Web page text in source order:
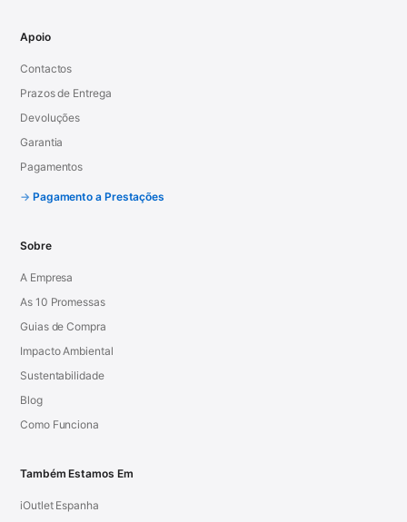
Apoio
Contactos
Prazos de Entrega
Devoluções
Garantia
Pagamentos
Pagamento a Prestações
Sobre
A Empresa
As 10 Promessas
Guias de Compra
Impacto Ambiental
Sustentabilidade
Blog
Como Funciona
Também Estamos Em
iOutlet Espanha